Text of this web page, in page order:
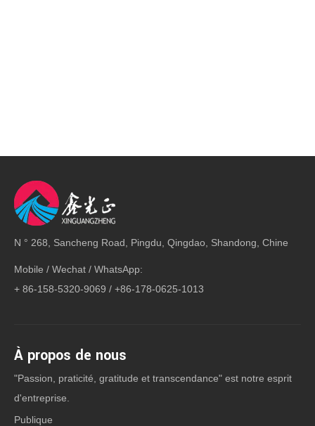
N ° 268, Sancheng Road, Pingdu, Qingdao, Shandong, Chine
Mobile / Wechat / WhatsApp:
+ 86-158-5320-9069 / +86-178-0625-1013
À propos de nous
"Passion, praticité, gratitude et transcendance" est notre esprit
d'entreprise.
Publique